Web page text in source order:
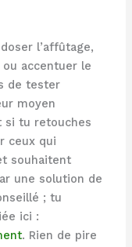
l’affûtage,
accentuer le
de tester
moyen
si tu retouches
ceux qui
souhaitent
une solution de
; tu
ici :
. Rien de pire